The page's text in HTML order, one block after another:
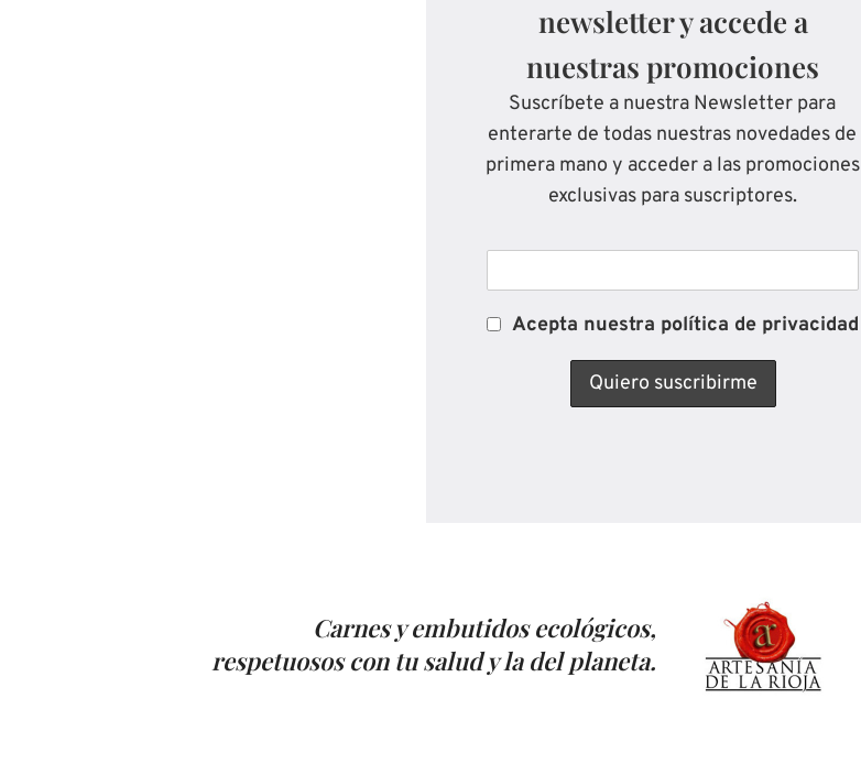
newsletter y accede a
nuestras promociones
Suscríbete a nuestra Newsletter para
enterarte de todas nuestras novedades de
primera mano y acceder a las promociones
exclusivas para suscriptores.
Acepta nuestra política de privacidad
Carnes y embutidos ecológicos,
respetuosos con tu salud y la del planeta.